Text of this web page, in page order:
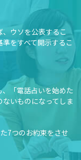
ウソを公表するこ
をすべて開示するこ
「電話占いを始めた
いものになってしま
7つのお約束をさせ